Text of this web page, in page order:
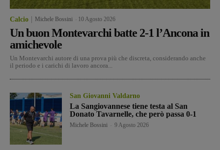
Calcio Michele Bossini 10 Agosto 2026
Un buon Montevarchi batte 2-1 l’Ancona in
amichevole
Un Montevarchi autore di una prova più che discreta, considerando anche
il periodo e i carichi di lavoro ancora...
San Giovanni Valdarno
La Sangiovannese tiene testa al San
Donato Tavarnelle, che però passa 0-1
Michele Bossini 9 Agosto 2026